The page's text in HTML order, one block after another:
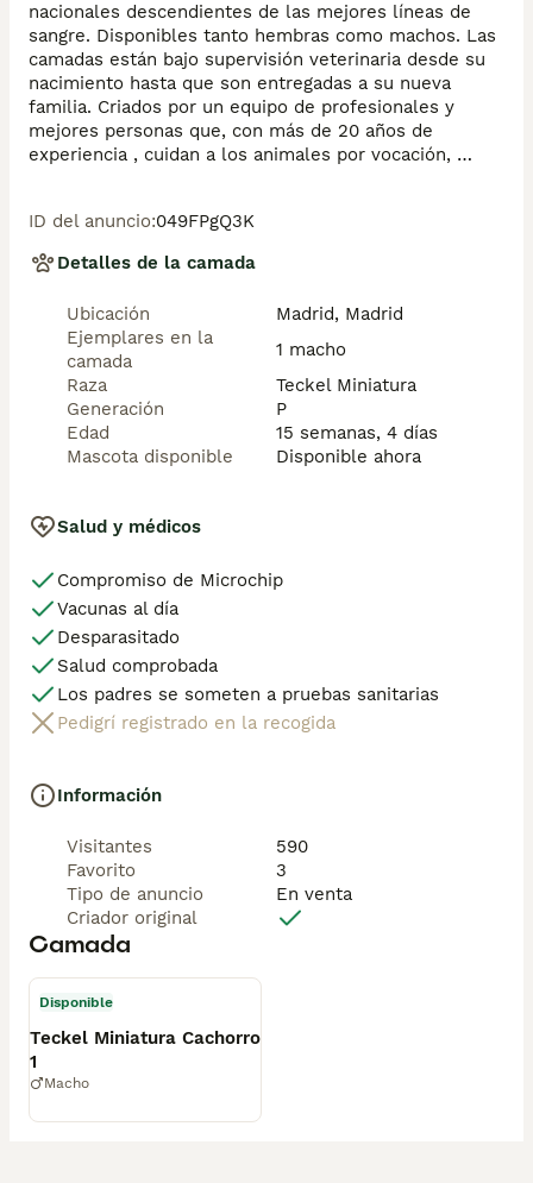
nacionales descendientes de las mejores líneas de
sangre. Disponibles tanto hembras como machos. Las
camadas están bajo supervisión veterinaria desde su
nacimiento hasta que son entregadas a su nueva
familia. Criados por un equipo de profesionales y
mejores personas que, con más de 20 años de
experiencia , cuidan a los animales por vocación,
buen temperamento. Todos los cachorritos se
entregan con unos dos meses y medio de edad y sus
vacunas correspondientes, desparasitados interna y
tanto por enfermedad vírica como congénito genética.
Posibilidad de entregar en toda España mediante
transporte propio preparado para animales y con
chofer privado. Los precios pueden variar según las
características y morfología de cada cachorro.
Añádenos al whats app o llámanos, y encantados
atenderemos todas tus dudas y consultas. Teléfono /
ID del anuncio:049FPgQ3K
Detalles de la camada
Ubicación
Madrid, Madrid
Ejemplares en la
camada
1 macho
Raza
Teckel Miniatura
Generación
P
Edad
15 semanas, 4 días
Mascota disponible
Disponible ahora
Salud y médicos
Compromiso de Microchip
Vacunas al día
Desparasitado
Salud comprobada
Los padres se someten a pruebas sanitarias
Pedigrí registrado en la recogida
Información
Visitantes
590
Favorito
3
Tipo de anuncio
En venta
Criador original
Camada
Disponible
Teckel Miniatura Cachorro
1
Macho